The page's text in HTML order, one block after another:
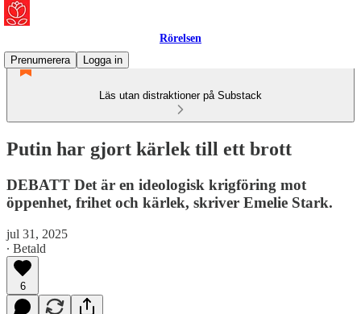
Rörelsen
Prenumerera
Logga in
Läs utan distraktioner på Substack
Putin har gjort kärlek till ett brott
DEBATT Det är en ideologisk krigföring mot
öppenhet, frihet och kärlek, skriver Emelie Stark.
jul 31, 2025
∙ Betald
6